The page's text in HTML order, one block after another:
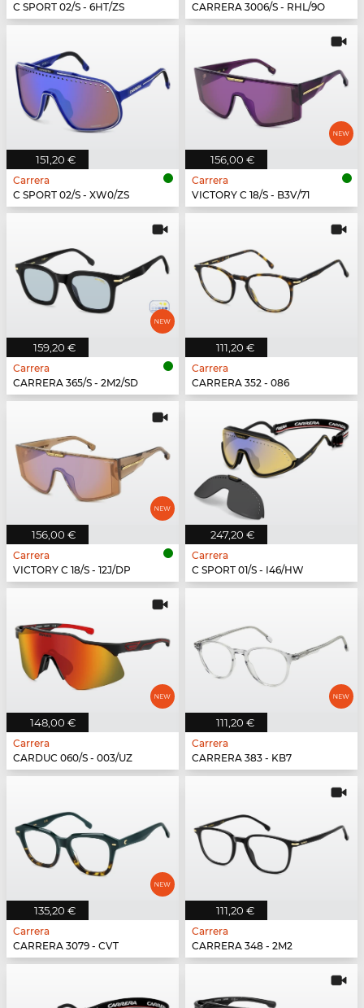
C SPORT 02/S - 6HT/ZS
CARRERA 3006/S - RHL/9O
151,20 €
Carrera
C SPORT 02/S - XW0/ZS
156,00 €
Carrera
VICTORY C 18/S - B3V/71
159,20 €
Carrera
CARRERA 365/S - 2M2/SD
111,20 €
Carrera
CARRERA 352 - 086
156,00 €
Carrera
VICTORY C 18/S - 12J/DP
247,20 €
Carrera
C SPORT 01/S - I46/HW
148,00 €
Carrera
CARDUC 060/S - 003/UZ
111,20 €
Carrera
CARRERA 383 - KB7
135,20 €
Carrera
CARRERA 3079 - CVT
111,20 €
Carrera
CARRERA 348 - 2M2